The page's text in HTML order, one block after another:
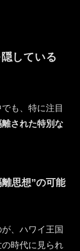
している
も、特に注目
された特別な
思想”の可能
、ハワイ王国
時代に見られ